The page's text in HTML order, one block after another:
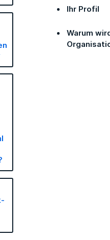
Ihr Profil
Warum